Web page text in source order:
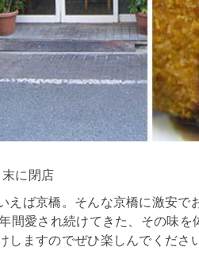
に閉店
えば京橋。そんな京橋に激安で
間愛され続けてきた、その味
しますのでぜひ楽しんでくだ